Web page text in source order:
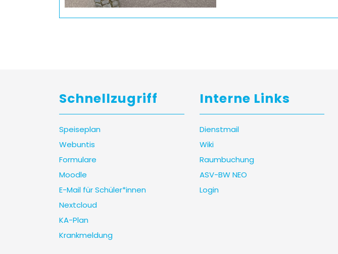
Schnellzugriff
Speiseplan
Webuntis
Formulare
Moodle
E-Mail für Schüler*innen
Nextcloud
KA-Plan
Krankmeldung
Interne Links
Dienstmail
Wiki
Raumbuchung
ASV-BW NEO
Login